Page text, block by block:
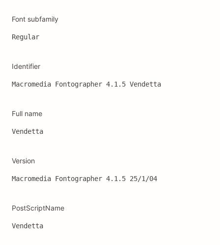
Font subfamily
Regular
Identifier
Macromedia Fontographer 4.1.5 Vendetta
Full name
Vendetta
Version
Macromedia Fontographer 4.1.5 25/1/04
PostScriptName
Vendetta